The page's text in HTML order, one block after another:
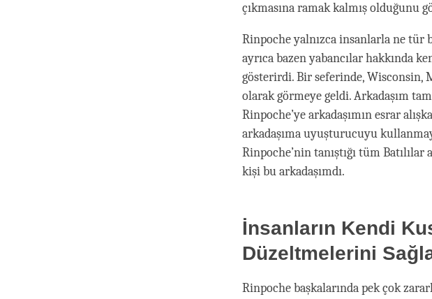
çıkmasına ramak kalmış olduğunu
Rinpoche yalnızca insanlarla ne
ayrıca bazen yabancılar hakkında
gösterirdi. Bir seferinde, Wisconsin,
olarak görmeye geldi. Arkadaşım
Rinpoche’ye arkadaşımın esrar
arkadaşıma uyuşturucuyu
Rinpoche’nin tanıştığı tüm
kişi bu arkadaşımdı.
İnsanların Kendi
Düzeltmelerini
Rinpoche başkalarında pek çok